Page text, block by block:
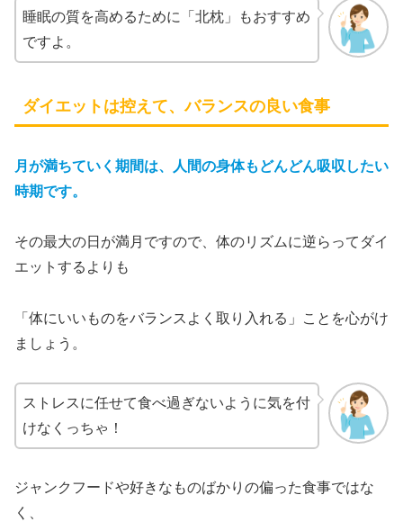
睡眠の質を高めるために「北枕」もおすすめ
ですよ。
ダイエットは控えて、バランスの良い食事
月が満ちていく期間は、人間の身体もどんどん吸収したい
時期です。
その最大の日が満月ですので、体のリズムに逆らってダイ
エットするよりも
「体にいいものをバランスよく取り入れる」ことを心がけ
ましょう。
ストレスに任せて食べ過ぎないように気を付
けなくっちゃ！
ジャンクフードや好きなものばかりの偏った食事ではな
く、